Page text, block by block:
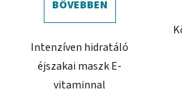
BŐVEBBEN
Intenzíven hidratáló
éjszakai maszk E-
vitaminnal